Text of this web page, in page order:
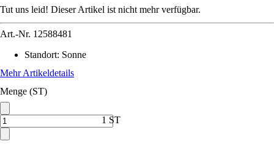
Tut uns leid! Dieser Artikel ist nicht mehr verfügbar.
Art.-Nr. 12588481
Standort: Sonne
Mehr Artikeldetails
Menge (ST)
1 ST